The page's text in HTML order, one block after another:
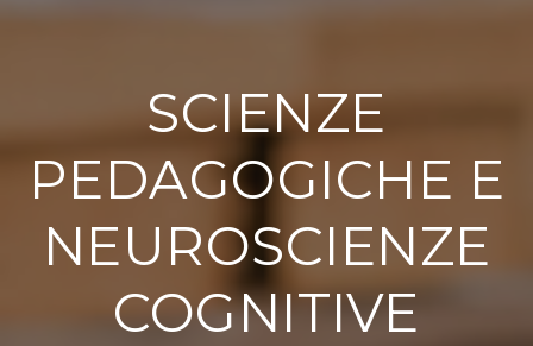
SCIENZE
PEDAGOGICHE E
NEUROSCIENZE
COGNITIVE